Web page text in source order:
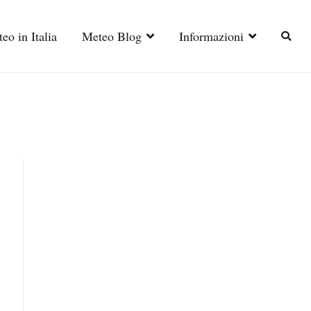
in Italia Meteo Blog Informazioni